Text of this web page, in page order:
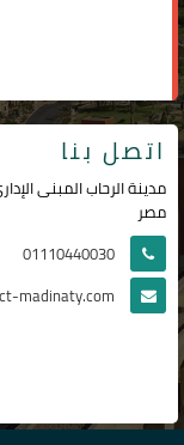
اتصل بنا
مصر
01110440030
madinaty.com